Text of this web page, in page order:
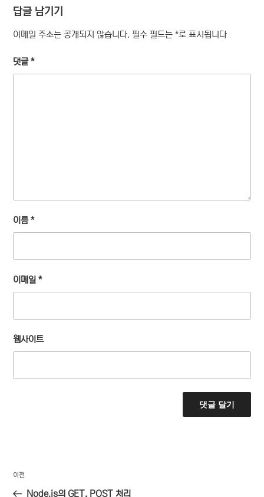
답글 남기기
이메일 주소는 공개되지 않습니다. 필수 필드는*로 표시됩니다
댓글*
이름*
이메일*
웹사이트
글
이
전
이전
Node.js의 GET, POST 처리